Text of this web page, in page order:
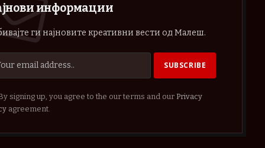
информации
ги најновите креативни вести од Малеш.
signing up, you agree to the our terms and our Privacy
agreement.